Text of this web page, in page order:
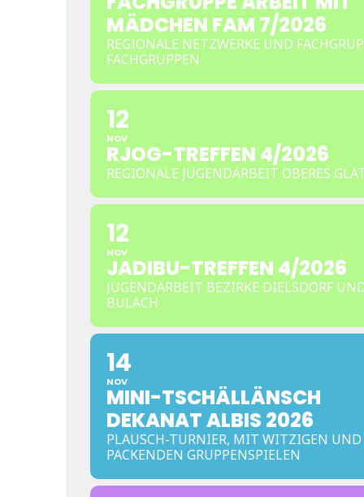
MÄDCHEN FAM 7/2026
REGIONALE NETZWERKE UND
FACHGRUPPEN
12
NOV
RJOG-TREFFEN 4/2026
REGIONALE JUGENDARBEIT OBERES
12
NOV
JADIBU-TREFFEN 4/2026
JUGENDARBEIT BEZIRKE DIELSDORF
BÜLACH
14
NOV
MINI-TSCHÄLLÄNSCH
DEKANAT ALBIS 2026
PLAUSCH-TURNIER, MIT WITZIGEN UND
PACKENDEN GRUPPENSPIELEN